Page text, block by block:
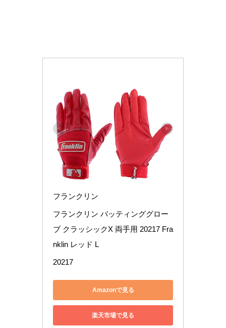
フランクリン
フランクリン バッティンググロー
ブ クラッシックX 両手用 20217 Fra
nklin レッド L
20217
Amazonで見る
楽天市場で見る